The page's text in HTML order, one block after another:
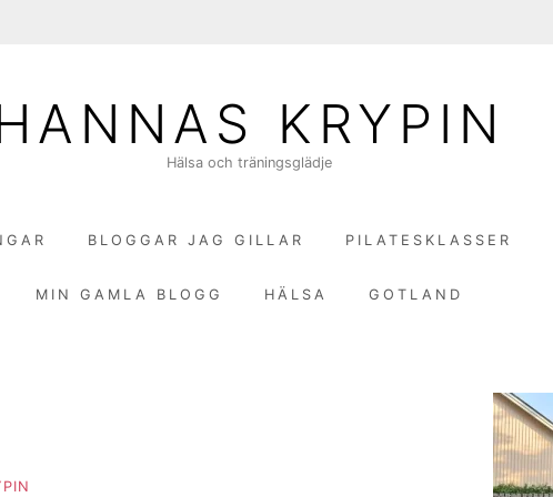
KRYPIN
Hälsa och träningsglädje
BLOGGAR JAG GILLAR PILATESKLASSER
MIN GAMLA BLOGG HÄLSA GOTLAND